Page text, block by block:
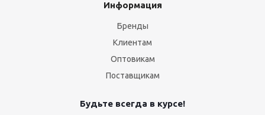
Информация
Бренды
Клиентам
Оптовикам
Поставщикам
Будьте всегда в курсе!